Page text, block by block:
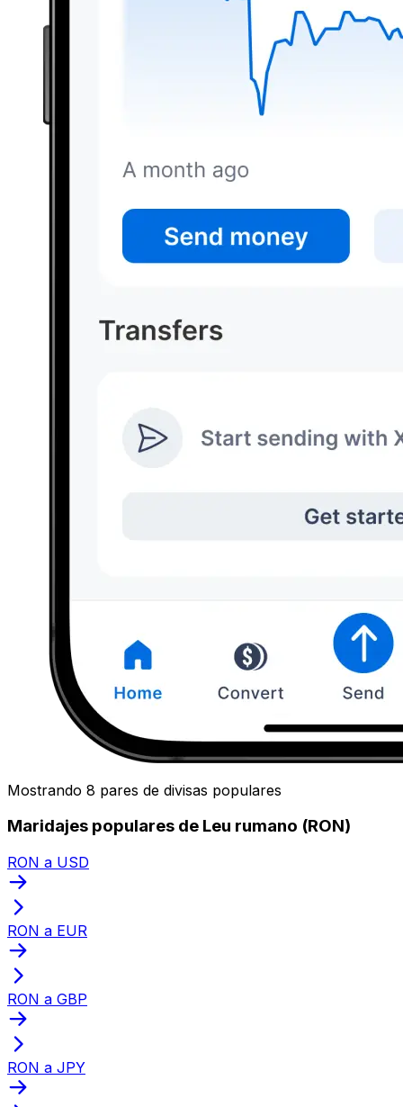
Mostrando 8 pares de divisas populares
Maridajes populares de Leu rumano (RON)
RON a USD
RON a EUR
RON a GBP
RON a JPY